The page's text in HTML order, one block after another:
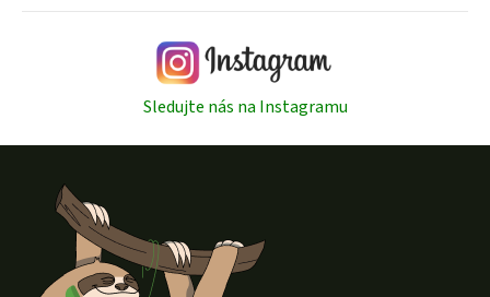
Sledujte nás na Instagramu